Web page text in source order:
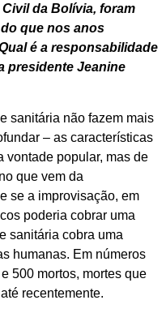
da Bolívia, foram
que nos anos
é a responsabilidade
presidente Jeanine
sanitária não fazem mais
– as características
vontade popular, mas de
que vem da
se a improvisação, em
poderia cobrar uma
sanitária cobra uma
humanas. Em números
500 mortos, mortes que
recentemente.